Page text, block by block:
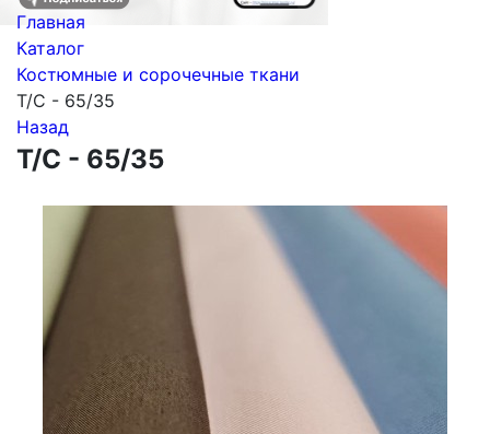
Главная
Каталог
Костюмные и сорочечные ткани
Т/С - 65/35
Назад
Т/С - 65/35